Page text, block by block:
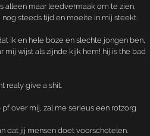
alleen maar leedvermaak om te zien,
steeds tijd en moeite in mij steekt.
ik en hele boze en slechte jongen ben,
mij wijst als zijnde kijk hem! hij is the bad
realy give a shit.
over mij, zal me serieus een rotzorg
dat jij mensen doet voorschotelen.